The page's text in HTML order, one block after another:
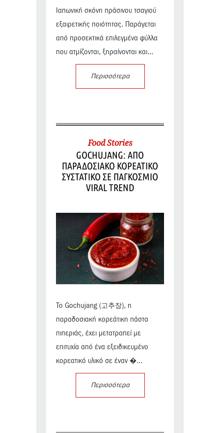
Ιαπωνική σκόνη πράσινου τσαγιού
εξαιρετικής ποιότητας. Παράγεται
από προσεκτικά επιλεγμένα φύλλα
που ατμίζονται, ξηραίνονται και...
Περισσότερα
Food Stories
GOCHUJANG: ΑΠΟ
ΠΑΡΑΔΟΣΙΑΚΟ ΚΟΡΕΑΤΙΚΟ
ΣΥΣΤΑΤΙΚΟ ΣΕ ΠΑΓΚΟΣΜΙΟ
VIRAL TREND
Το Gochujang (고추장), η
παραδοσιακή κορεάτικη πάστα
πιπεριάς, έχει μετατραπεί με
επιτυχία από ένα εξειδικευμένο
κορεατικό υλικό σε έναν �...
Περισσότερα